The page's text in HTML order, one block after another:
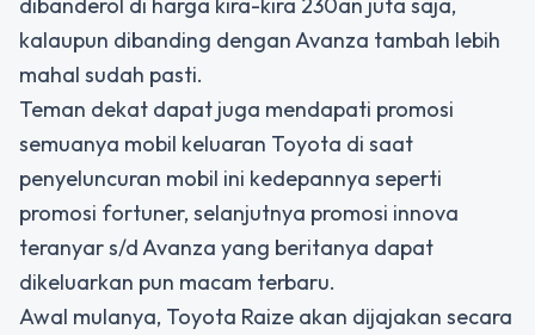
kalaupun dibanding dengan Avanza tambah lebih
mahal sudah pasti.
Teman dekat dapat juga mendapati promosi
semuanya mobil keluaran Toyota di saat
penyeluncuran mobil ini kedepannya seperti
promosi fortuner, selanjutnya promosi innova
teranyar s/d Avanza yang beritanya dapat
dikeluarkan pun macam terbaru.
Awal mulanya, Toyota Raize akan dijajakan secara